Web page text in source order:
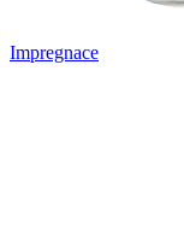
Impregnace